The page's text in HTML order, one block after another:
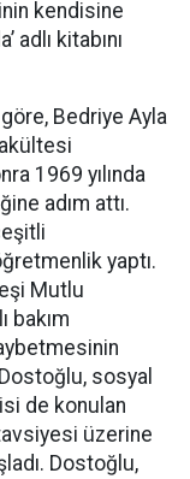
kendisine
adlı kitabını
Bedriye Ayla
1969 yılında
adım attı.
yaptı.
Mutlu
bakım
sosyal
de konulan
üzerine
Dostoğlu,